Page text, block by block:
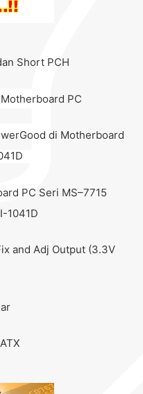
Short PCH
PC
di Motherboard
PC Seri MS–7715
1041D
and Adj Output (3.3V